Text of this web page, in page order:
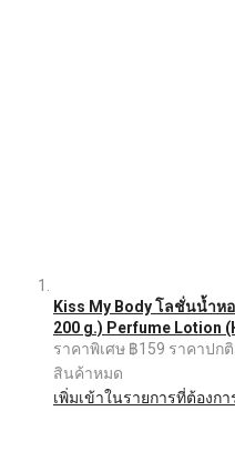
Kiss My Body โลชั่นน้ำห
200 g.) Perfume Lotion
ราคาพิเศษ ฿159 ราคาปกติ
สินค้าหมด
เพิ่มเข้าในรายการที่ต้องกา